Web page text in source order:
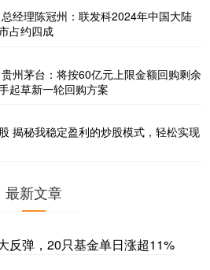
经理陈冠州：联发科2024年中国大陆
占约四成
州茅台：将按60亿元上限金额回购剩余
起草新一轮回购方案
揭秘我稳定盈利的炒股模式，轻松实现
最新文章
反弹，20只基金单日涨超11%